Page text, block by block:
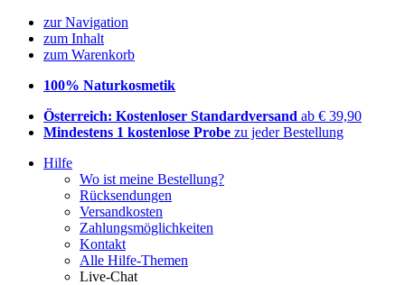
zur Navigation
zum Inhalt
zum Warenkorb
100% Naturkosmetik
Österreich: Kostenloser Standardversand ab € 39,90
Mindestens 1 kostenlose Probe zu jeder Bestellung
Hilfe
Wo ist meine Bestellung?
Rücksendungen
Versandkosten
Zahlungsmöglichkeiten
Kontakt
Alle Hilfe-Themen
Live-Chat